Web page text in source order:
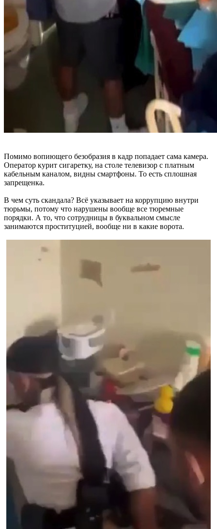
Помимо вопиющего безобразия в кадр попадает сама камера.
Оператор курит сигаретку, на столе телевизор с платным
кабельным каналом, видны смартфоны. То есть сплошная
запрещенка.
В чем суть скандала? Всё указывает на коррупцию внутри
тюрьмы, потому что нарушены вообще все тюремные
порядки. А то, что сотрудницы в буквальном смысле
занимаются проституцией, вообще ни в какие ворота.